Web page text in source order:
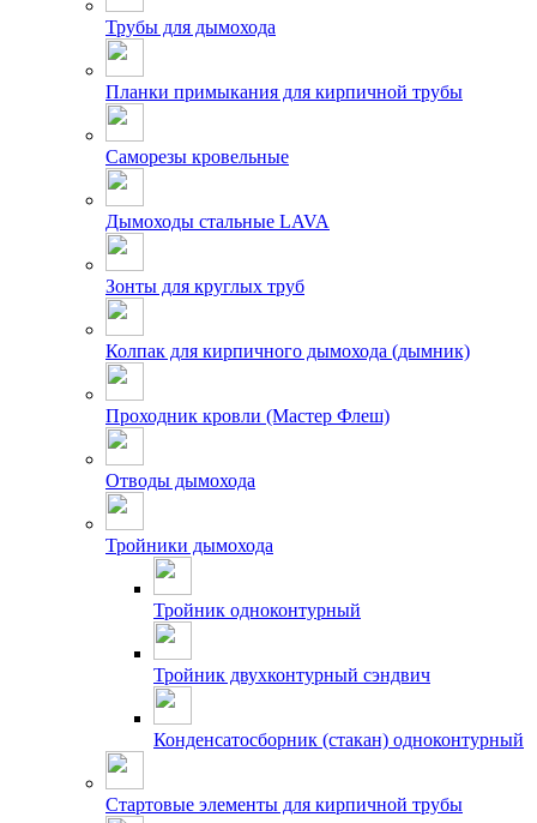
Трубы для дымохода
Планки примыкания для кирпичной трубы
Саморезы кровельные
Дымоходы стальные LAVA
Зонты для круглых труб
Колпак для кирпичного дымохода (дымник)
Проходник кровли (Мастер Флеш)
Отводы дымохода
Тройники дымохода
Тройник одноконтурный
Тройник двухконтурный сэндвич
Конденсатосборник (стакан) одноконтурный
Стартовые элементы для кирпичной трубы